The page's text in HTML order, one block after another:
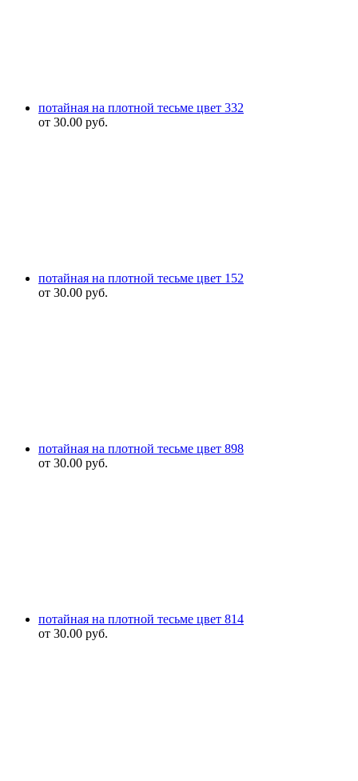
потайная на плотной тесьме цвет 332
от 30.00 руб.
потайная на плотной тесьме цвет 152
от 30.00 руб.
потайная на плотной тесьме цвет 898
от 30.00 руб.
потайная на плотной тесьме цвет 814
от 30.00 руб.